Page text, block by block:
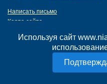
Используя сайт
Написать письмо
Карта сайта
Политика конфиденциальности
Согласие на обработку